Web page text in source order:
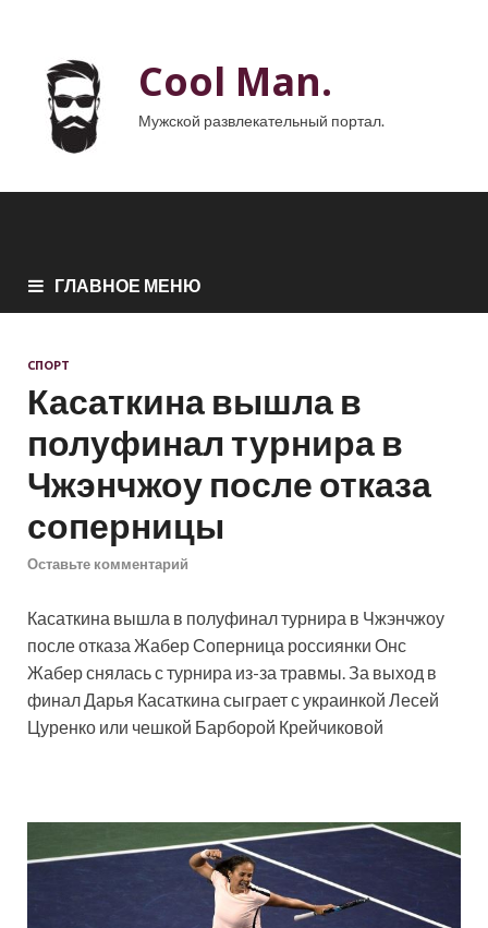
Cool Man.
Мужской развлекательный портал.
ГЛАВНОЕ МЕНЮ
СПОРТ
Касаткина вышла в
полуфинал турнира в
Чжэнчжоу после отказа
соперницы
Оставьте комментарий
Касаткина вышла в полуфинал турнира в Чжэнчжоу
после отказа ЖаберСоперница россиянки Онс
Жабер снялась с турнира из-за травмы. За выход в
финал Дарья Касаткина сыграет с украинкой Лесей
Цуренко или чешкой Барборой Крейчиковой